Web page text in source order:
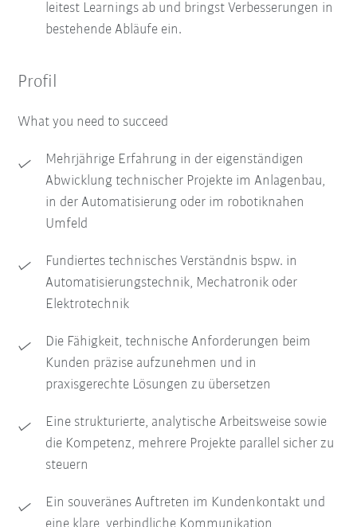
leitest Learnings ab und bringst Verbesserungen in
bestehende Abläufe ein.
Profil
What you need to succeed
Mehrjährige Erfahrung in der eigenständigen
Abwicklung technischer Projekte im Anlagenbau,
in der Automatisierung oder im robotiknahen
Umfeld
Fundiertes technisches Verständnis bspw. in
Automatisierungstechnik, Mechatronik oder
Elektrotechnik
Die Fähigkeit, technische Anforderungen beim
Kunden präzise aufzunehmen und in
praxisgerechte Lösungen zu übersetzen
Eine strukturierte, analytische Arbeitsweise sowie
die Kompetenz, mehrere Projekte parallel sicher zu
steuern
Ein souveränes Auftreten im Kundenkontakt und